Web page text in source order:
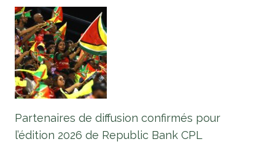
Partenaires de diffusion confirmés pour
l’édition 2026 de Republic Bank CPL